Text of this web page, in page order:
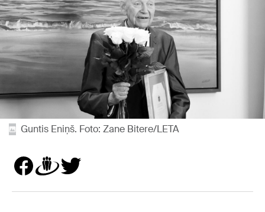
Guntis Eniņš. Foto: Zane Bitere/LETA